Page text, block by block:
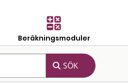
Beräkningsmoduler